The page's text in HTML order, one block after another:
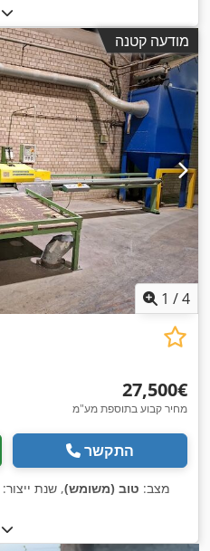
מודעה קטנה
1 /4
‏27,500 ‏€
מחיר קבוע בתוספת מע"מ
התקשר
מצב: טוב (משומש), שנת ייצור: